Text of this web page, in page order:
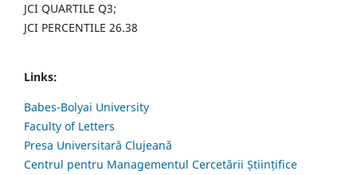
JCI QUARTILE Q3;
JCI PERCENTILE 26.38
Links:
Babes-Bolyai University
Faculty of Letters
Presa Universitară Clujeană
Centrul pentru Managementul Cercetării Științifice